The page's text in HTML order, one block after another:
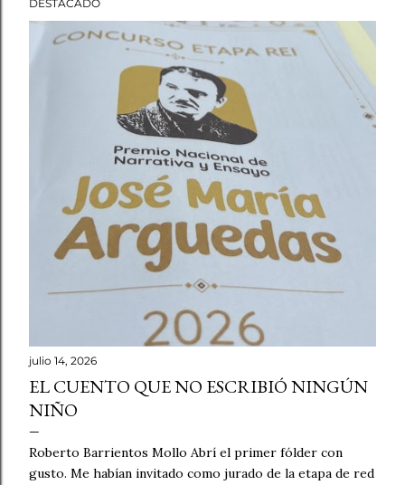
DESTACADO
julio 14, 2026
EL CUENTO QUE NO ESCRIBIÓ NINGÚN
NIÑO
Roberto Barrientos Mollo Abrí el primer fólder con
gusto. Me habían invitado como jurado de la etapa de red